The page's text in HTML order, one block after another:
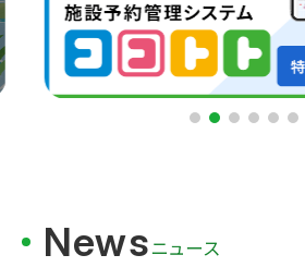
Newsニュース